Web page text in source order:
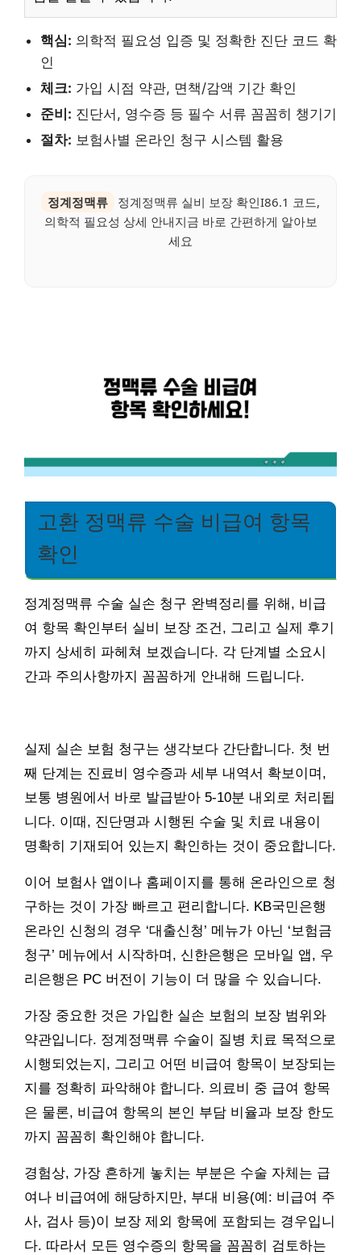
핵심: 의학적 필요성 입증 및 정확한 진단 코드 확
인
체크: 가입 시점 약관, 면책/감액 기간 확인
준비: 진단서, 영수증 등 필수 서류 꼼꼼히 챙기기
절차: 보험사별 온라인 청구 시스템 활용
정계정맥류
정계정맥류 실비 보장 확인I86.1 코드,
의학적 필요성 상세 안내지금 바로 간편하게 알아보
세요
고환 정맥류 수술 비급여 항목
확인
정계정맥류 수술 실손 청구 완벽정리를 위해, 비급
여 항목 확인부터 실비 보장 조건, 그리고 실제 후기
까지 상세히 파헤쳐 보겠습니다. 각 단계별 소요시
간과 주의사항까지 꼼꼼하게 안내해 드립니다.
실제 실손 보험 청구는 생각보다 간단합니다. 첫 번
째 단계는 진료비 영수증과 세부 내역서 확보이며,
보통 병원에서 바로 발급받아 5-10분 내외로 처리됩
니다. 이때, 진단명과 시행된 수술 및 치료 내용이
명확히 기재되어 있는지 확인하는 것이 중요합니다.
이어 보험사 앱이나 홈페이지를 통해 온라인으로 청
구하는 것이 가장 빠르고 편리합니다. KB국민은행
온라인 신청의 경우 ‘대출신청’ 메뉴가 아닌 ‘보험금
청구’ 메뉴에서 시작하며, 신한은행은 모바일 앱, 우
리은행은 PC 버전이 기능이 더 많을 수 있습니다.
가장 중요한 것은 가입한 실손 보험의 보장 범위와
약관입니다. 정계정맥류 수술이 질병 치료 목적으로
시행되었는지, 그리고 어떤 비급여 항목이 보장되는
지를 정확히 파악해야 합니다. 의료비 중 급여 항목
은 물론, 비급여 항목의 본인 부담 비율과 보장 한도
까지 꼼꼼히 확인해야 합니다.
경험상, 가장 흔하게 놓치는 부분은 수술 자체는 급
여나 비급여에 해당하지만, 부대 비용(예: 비급여 주
사, 검사 등)이 보장 제외 항목에 포함되는 경우입니
다. 따라서 모든 영수증의 항목을 꼼꼼히 검토하는